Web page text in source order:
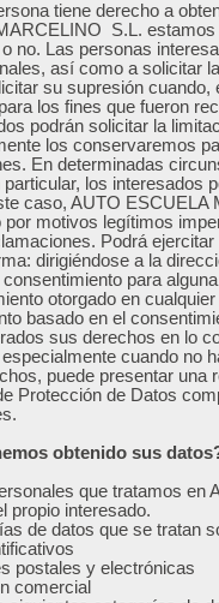
tiene derecho a
S.L.
no. Las personas
así como a solicitar
su supresión
los fines que fueron
podrán solicitar la
los conservaremos
En determinadas
los interesados
caso, AUTO ESCUELA
por motivos legítimos
Podrá
dirigiéndose a la
para
otorgado en
basado en el
sus derechos en lo
cuando no
puede presentar una
Protección de Datos
obtenido sus
que tratamos en
propio interesado.
de datos que se tratan
postales y electrónicas
comercial